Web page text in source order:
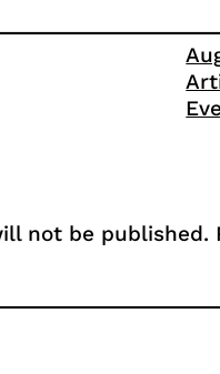
not be published.